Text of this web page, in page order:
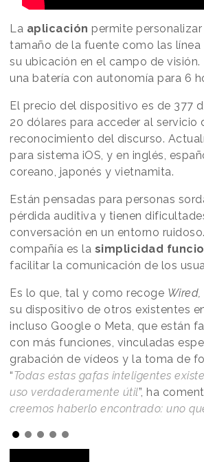
La aplicación permite
tamaño de la fuente como las
su ubicación en el campo de
una batería con autonomía para 6
El precio del dispositivo es de 377
20 dólares para acceder al
reconocimiento del discurso.
para sistema iOS, y en inglés,
coreano, japonés y vietnamita.
Están pensadas para personas
pérdida auditiva y tienen
conversación en un entorno
compañía es la simplicidad
facilitar la comunicación de los
Es lo que, tal y como recoge Wired,
su dispositivo de otros existentes
incluso Google o Meta, que están
con más funciones, vinculadas
grabación de vídeos y la toma de
“Todas estas gafas inteligentes
uso verdaderamente útil”, ha
creemos haberlo encontrado: uno